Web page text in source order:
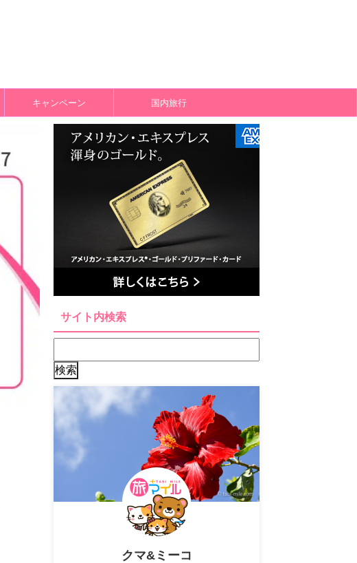
キャンペーン 国内旅行
サイト内検索
クマ&ミーコ